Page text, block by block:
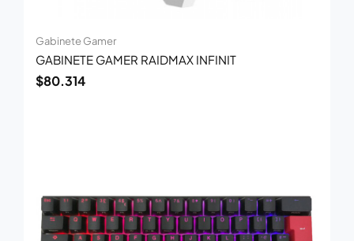
Gabinete Gamer
GABINETE GAMER RAIDMAX INFINIT
$80.314